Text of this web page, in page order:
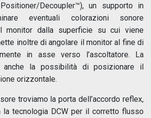
Decoupler™), un supporto in
eventuali colorazioni sonore
monitor dalla superficie su cui viene
inoltre di angolare il monitor al fine di
in asse verso l’ascoltatore. La
la possibilità di posizionare il
orizzontale.
troviamo la porta dell’accordo reflex,
la tecnologia DCW per il corretto flusso